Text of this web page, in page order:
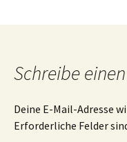
Schreibe
Deine E-Mail-Adresse
Erforderliche Felder